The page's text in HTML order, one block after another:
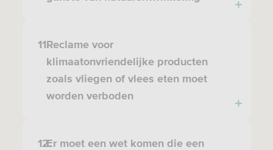
11.Reclame voor
klimaatonvriendelijke producten
zoals vliegen of vlees eten moet
worden verboden
12.Er moet een wet komen die een